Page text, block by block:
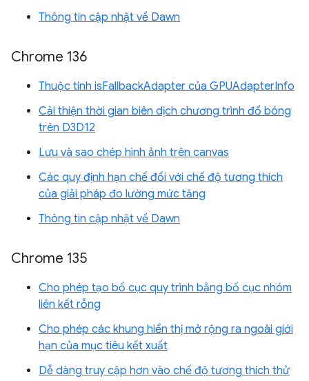
Thông tin cập nhật về Dawn
Chrome 136
Thuộc tính isFallbackAdapter của GPUAdapterInfo
Cải thiện thời gian biên dịch chương trình đổ bóng
trên D3D12
Lưu và sao chép hình ảnh trên canvas
Các quy định hạn chế đối với chế độ tương thích
của giải pháp đo lường mức tăng
Thông tin cập nhật về Dawn
Chrome 135
Cho phép tạo bố cục quy trình bằng bố cục nhóm
liên kết rỗng
Cho phép các khung hiển thị mở rộng ra ngoài giới
hạn của mục tiêu kết xuất
Dễ dàng truy cập hơn vào chế độ tương thích thử